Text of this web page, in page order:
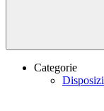
Categorie